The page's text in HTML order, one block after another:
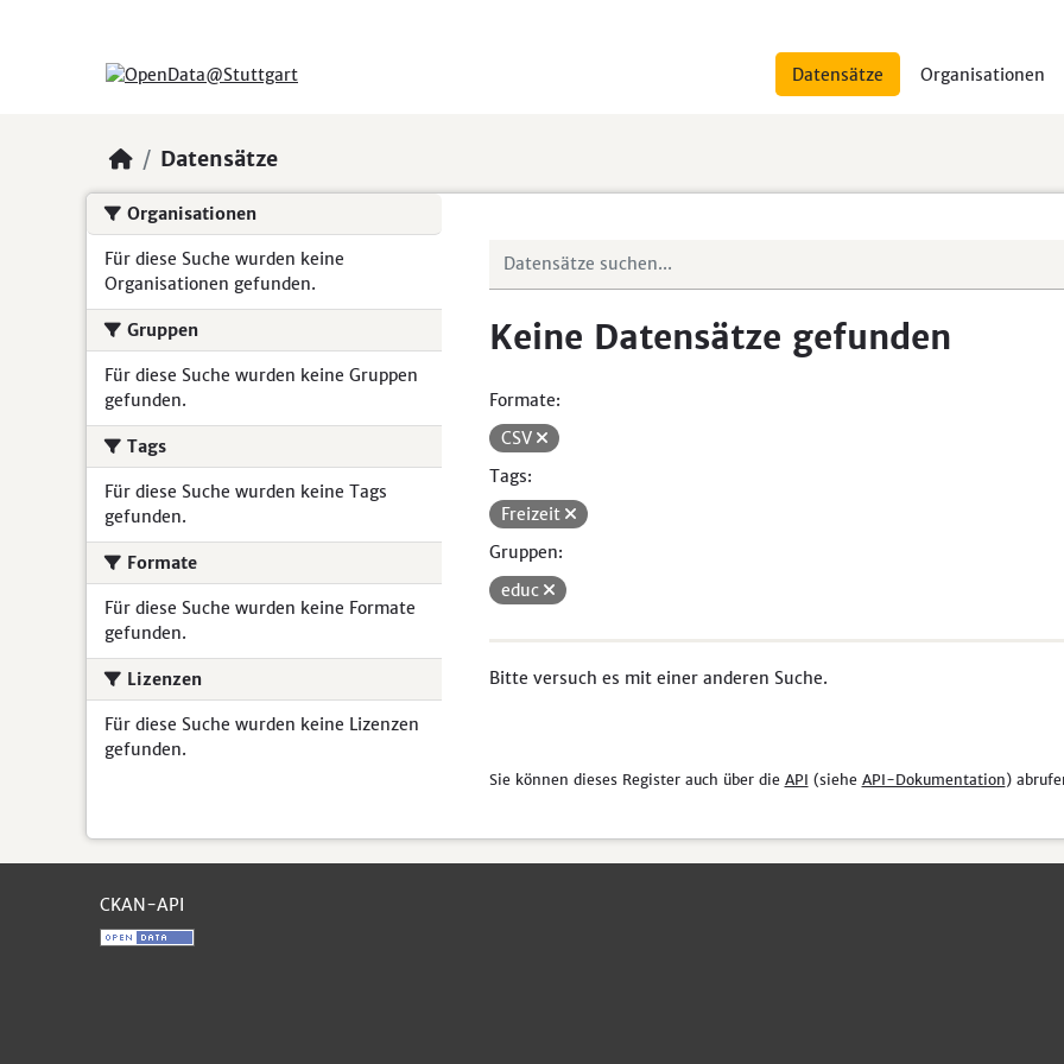
Datensätze Organisationen
Datensätze
Organisationen
Für diese Suche wurden keine
Organisationen gefunden.
Gruppen
Für diese Suche wurden keine Gruppen
gefunden.
Tags
Für diese Suche wurden keine Tags
gefunden.
Formate
Für diese Suche wurden keine Formate
gefunden.
Lizenzen
Für diese Suche wurden keine Lizenzen
gefunden.
Keine Datensätze gefunden
Formate:
CSV
Tags:
Freizeit
Gruppen:
educ
Bitte versuch es mit einer anderen Suche.
Sie können dieses Register auch über die API (siehe API-Dokumentation)
CKAN-API